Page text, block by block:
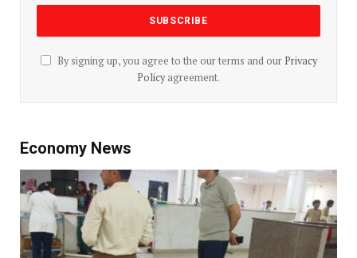
By signing up, you agree to the our terms and our Privacy
Policyagreement.
Economy News